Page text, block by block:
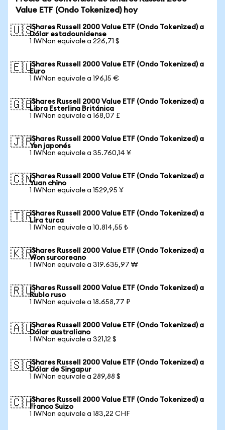
Value ETF (Ondo Tokenized) hoy
🇺🇸iShares Russell 2000 Value ETF (Ondo Tokenized) a
Dólar estadounidense
1 IWNon equivale a 226,71 $
🇪🇺iShares Russell 2000 Value ETF (Ondo Tokenized) a
Euro
1 IWNon equivale a 196,15 €
🇬🇧iShares Russell 2000 Value ETF (Ondo Tokenized) a
Libra Esterlina Británica
1 IWNon equivale a 168,07 £
🇯🇵iShares Russell 2000 Value ETF (Ondo Tokenized) a
Yen japonés
1 IWNon equivale a 35.760,14 ¥
🇨🇳iShares Russell 2000 Value ETF (Ondo Tokenized) a
Yuan chino
1 IWNon equivale a 1529,95 ¥
🇹🇷iShares Russell 2000 Value ETF (Ondo Tokenized) a
Lira turca
1 IWNon equivale a 10.814,55 ₺
🇰🇷iShares Russell 2000 Value ETF (Ondo Tokenized) a
Won surcoreano
1 IWNon equivale a 319.635,97 ₩
🇷🇺iShares Russell 2000 Value ETF (Ondo Tokenized) a
Rublo ruso
1 IWNon equivale a 18.658,77 ₽
🇦🇺iShares Russell 2000 Value ETF (Ondo Tokenized) a
Dólar australiano
1 IWNon equivale a 321,12 $
🇸🇬iShares Russell 2000 Value ETF (Ondo Tokenized) a
Dólar de Singapur
1 IWNon equivale a 289,88 $
🇨🇭iShares Russell 2000 Value ETF (Ondo Tokenized) a
Franco Suizo
1 IWNon equivale a 183,22 CHF